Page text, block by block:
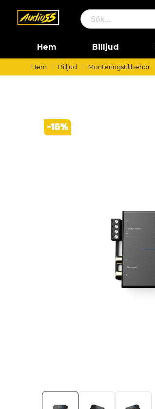
Hem Billjud
Hem Billjud Monteringstillbehör
-16%